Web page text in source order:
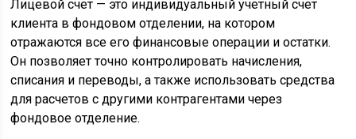
Лицевой счет — это индивидуальный учетный счет
клиента в фондовом отделении, на котором
отражаются все его финансовые операции и остатки.
Он позволяет точно контролировать начисления,
списания и переводы, а также использовать средства
для расчетов с другими контрагентами через
фондовое отделение.